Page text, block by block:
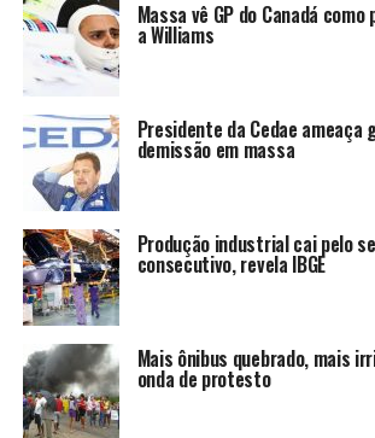
Massa vê GP do Canadá
a Williams
Presidente da Cedae ameaça
demissão em massa
Produção industrial cai pelo
consecutivo, revela IBGE
Mais ônibus quebrado, mais
onda de protesto